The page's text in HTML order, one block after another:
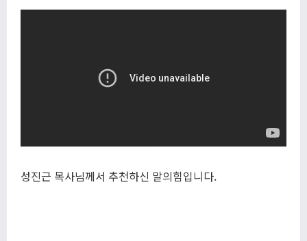
성진근 목사님께서 추천하신 말의힘입니다.